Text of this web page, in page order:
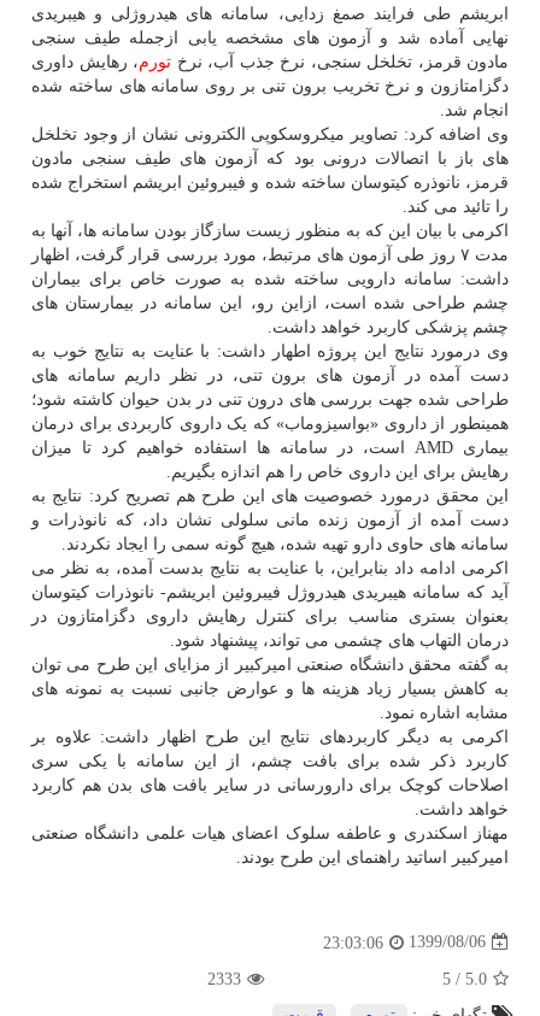
ابریشم طی فرایند صمغ زدایی، سامانه های هیدروژلی و هیبریدی
نهایی آماده شد و آزمون های مشخصه یابی ازجمله طیف سنجی
مادون قرمز، تخلخل سنجی، نرخ جذب آب، نرخ تورم، رهایش داوری
دگزامتازون و نرخ تخریب برون تنی بر روی سامانه های ساخته شده
انجام شد.
وی اضافه کرد: تصاویر میکروسکوپی الکترونی نشان از وجود تخلخل
های باز با اتصالات درونی بود که آزمون های طیف سنجی مادون
قرمز، نانوذره کیتوسان ساخته شده و فیبروئین ابریشم استخراج شده
را تائید می کند.
اکرمی با بیان این که به منظور زیست سازگاز بودن سامانه ها، آنها به
مدت ۷ روز طی آزمون های مرتبط، مورد بررسی قرار گرفت، اظهار
داشت: سامانه دارویی ساخته شده به صورت خاص برای بیماران
چشم طراحی شده است، ازاین رو، این سامانه در بیمارستان های
چشم پزشکی کاربرد خواهد داشت.
وی درمورد نتایج این پروژه اطهار داشت: با عنایت به نتایج خوب به
دست آمده در آزمون های برون تنی، در نظر داریم سامانه های
طراحی شده جهت بررسی های درون تنی در بدن حیوان کاشته شود؛
همینطور از داروی «بواسیزوماب» که یک داروی کاربردی برای درمان
بیماری AMD است، در سامانه ها استفاده خواهیم کرد تا میزان
رهایش برای این داروی خاص را هم اندازه بگیریم.
این محقق درمورد خصوصیت های این طرح هم تصریح کرد: نتایج به
دست آمده از آزمون زنده مانی سلولی نشان داد، که نانوذرات و
سامانه های حاوی دارو تهیه شده، هیچ گونه سمی را ایجاد نکردند.
اکرمی ادامه داد بنابراین، با عنایت به نتایج بدست آمده، به نظر می
آید که سامانه هیبریدی هیدروژل فیبروئین ابریشم- نانوذرات کیتوسان
بعنوان بستری مناسب برای کنترل رهایش داروی دگزامتازون در
درمان التهاب های چشمی می تواند، پیشنهاد شود.
به گفته محقق دانشگاه صنعتی امیرکبیر از مزایای این طرح می توان
به کاهش بسیار زیاد هزینه ها و عوارض جانبی نسبت به نمونه های
مشابه اشاره نمود.
اکرمی به دیگر کاربردهای نتایج این طرح اظهار داشت: علاوه بر
کاربرد ذکر شده برای بافت چشم، از این سامانه با یکی سری
اصلاحات کوچک برای دارورسانی در سایر بافت های بدن هم کاربرد
خواهد داشت.
مهناز اسکندری و عاطفه سلوک اعضای هیات علمی دانشگاه صنعتی
امیرکبیر اساتید راهنمای این طرح بودند.
1399/08/06
23:03:06
5.0
/
5
2333